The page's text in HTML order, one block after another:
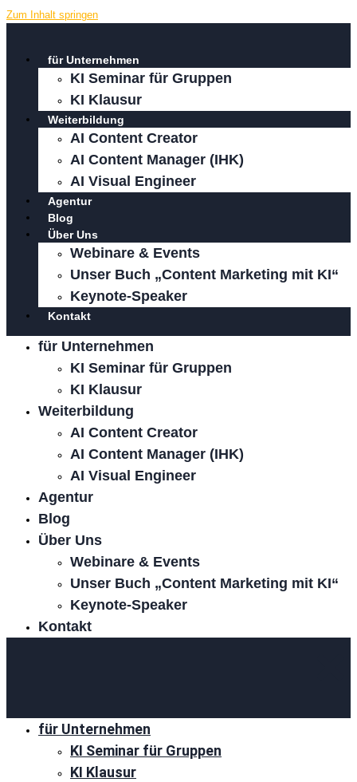
Zum Inhalt springen
für Unternehmen
KI Seminar für Gruppen
KI Klausur
Weiterbildung
AI Content Creator
AI Content Manager (IHK)
AI Visual Engineer
Agentur
Blog
Über Uns
Webinare & Events
Unser Buch „Content Marketing mit KI“
Keynote-Speaker
Kontakt
für Unternehmen
KI Seminar für Gruppen
KI Klausur
Weiterbildung
AI Content Creator
AI Content Manager (IHK)
AI Visual Engineer
Agentur
Blog
Über Uns
Webinare & Events
Unser Buch „Content Marketing mit KI“
Keynote-Speaker
Kontakt
für Unternehmen
KI Seminar für Gruppen
KI Klausur